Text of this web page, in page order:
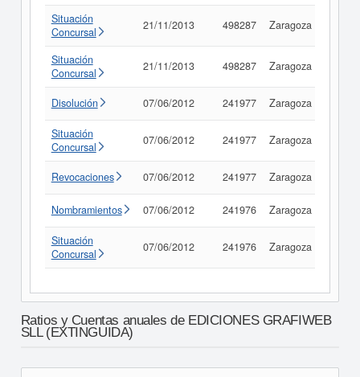
Situación
Concursal
21/11/2013 498287 Zaragoza
Situación
Concursal
21/11/2013 498287 Zaragoza
Disolución 07/06/2012 241977 Zaragoza
Situación
Concursal
07/06/2012 241977 Zaragoza
Revocaciones 07/06/2012 241977 Zaragoza
Nombramientos 07/06/2012 241976 Zaragoza
Situación
Concursal
07/06/2012 241976 Zaragoza
Ratios y Cuentas anuales de EDICIONES GRAFIWEB
SLL (EXTINGUIDA)